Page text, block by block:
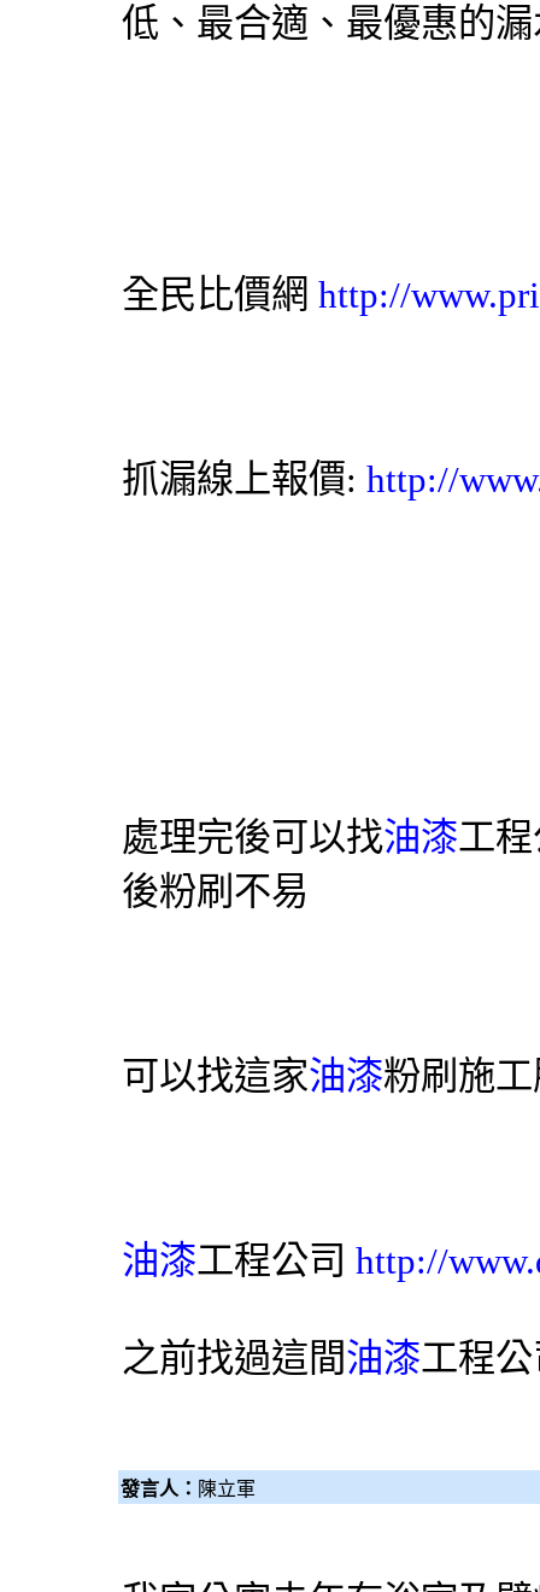
低、最合適、最優惠的
全民比價網 http://
抓漏線上報價: http://
處理完後可以找油漆工
後粉刷不易
可以找這家油漆粉刷施
油漆工程公司 http://
之前找過這間油漆工程
發言人： 陳立軍